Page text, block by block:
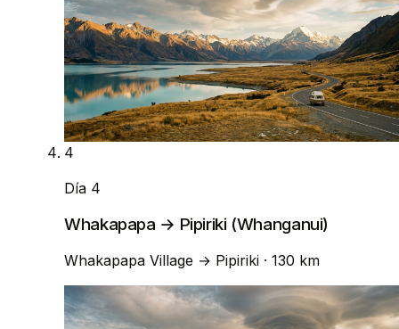
4
Día 4
Whakapapa → Pipiriki (Whanganui)
Whakapapa Village → Pipiriki · 130 km